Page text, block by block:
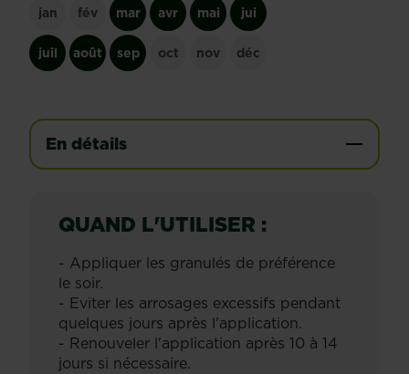
jan fév mar avr mai jui
juil août sep oct nov déc
En détails
QUAND L'UTILISER :
- Appliquer les granulés de préférence
le soir.
- Eviter les arrosages excessifs pendant
quelques jours après l'application.
- Renouveler l'application après 10 à 14
jours si nécessaire.